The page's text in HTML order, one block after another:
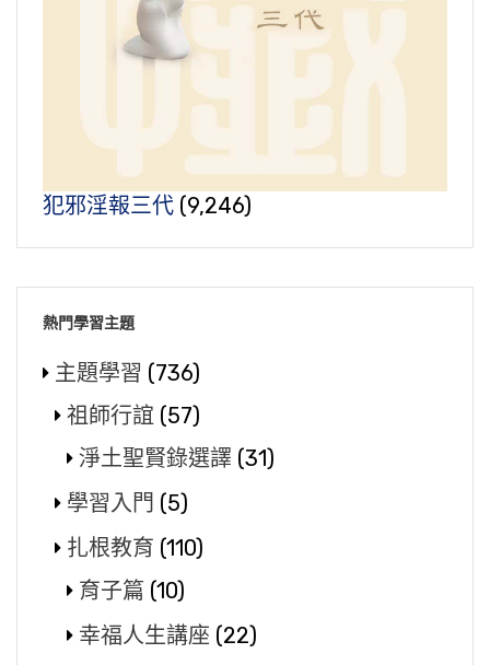
犯邪淫報三代 (9,246)
熱門學習主題
主題學習 (736)
祖師行誼 (57)
淨土聖賢錄選譯 (31)
學習入門 (5)
扎根教育 (110)
育子篇 (10)
幸福人生講座 (22)